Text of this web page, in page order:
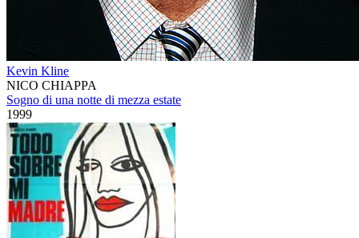
Kevin Kline
NICO CHIAPPA
Sogno di una notte di mezza estate
1999